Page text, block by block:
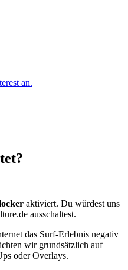
an.
aktiviert. Du würdest uns
ausschaltest.
das Surf-Erlebnis negativ
wir grundsätzlich auf
oder Overlays.